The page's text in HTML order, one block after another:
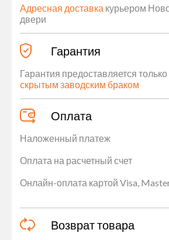
Адресная доставка курьером
двери
Гарантия
Гарантия предоставляется
скрытым заводским браком
Оплата
Наложенный платеж
Оплата на расчетный счет
Онлайн-оплата картой Visa,
Возврат товара